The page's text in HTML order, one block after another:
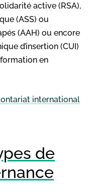
active (RSA),
(ASS) ou
(AAH) ou encore
d’insertion (CUI)
en
international
de